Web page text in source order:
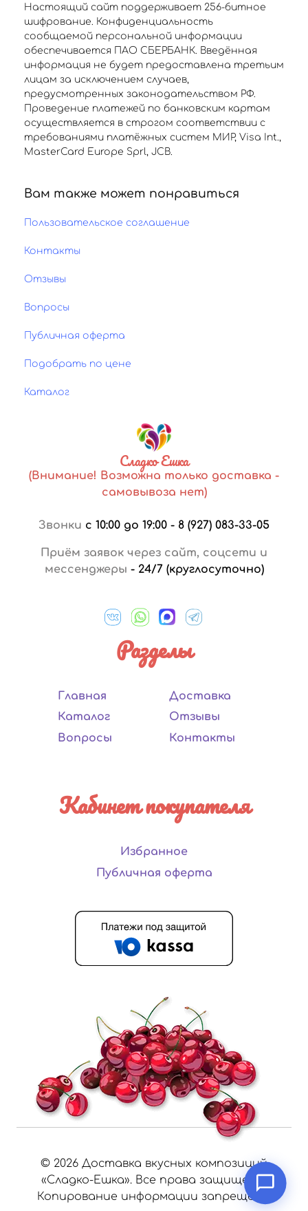
Настоящий сайт поддерживает 256-битное
шифрование. Конфиденциальность
сообщаемой персональной информации
обеспечивается ПАО СБЕРБАНК. Введённая
информация не будет предоставлена третьим
лицам за исключением случаев,
предусмотренных законодательством РФ.
Проведение платежей по банковским картам
осуществляется в строгом соответствии с
требованиями платёжных систем МИР, Visa Int.,
MasterCard Europe Sprl, JCB.
Вам также может понравиться
Пользовательское соглашение
Контакты
Отзывы
Вопросы
Публичная оферта
Подобрать по цене
Каталог
Сладко Ешка
(Внимание! Возможна только доставка -
самовывоза нет)
Звонки с 10:00 до 19:00 - 8 (927) 083-33-05
Приём заявок через сайт, соцсети и
мессенджеры - 24/7 (круглосуточно)
Разделы
Главная
Каталог
Вопросы
Доставка
Отзывы
Контакты
Кабинет покупателя
Избранное
Публичная оферта
© 2026 Доставка вкусных композиций
«Сладко-Ешка». Все права защищены.
Копирование информации запрещено.